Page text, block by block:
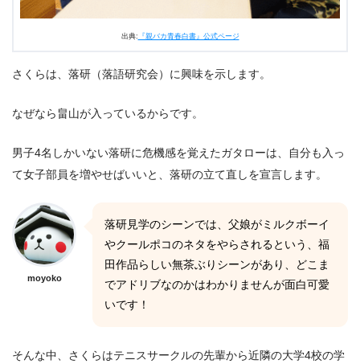
出典: 『親バカ青春白書』公式ページ
さくらは、落研（落語研究会）に興味を示します。
なぜなら畠山が入っているからです。
男子4名しかいない落研に危機感を覚えたガタローは、自分も入っ
て女子部員を増やせばいいと、落研の立て直しを宣言します。
moyoko
落研見学のシーンでは、父娘がミルクボーイ
やクールポコのネタをやらされるという、福
田作品らしい無茶ぶりシーンがあり、どこま
でアドリブなのかはわかりませんが面白可愛
いです！
そんな中、さくらはテニスサークルの先輩から近隣の大学4校の学